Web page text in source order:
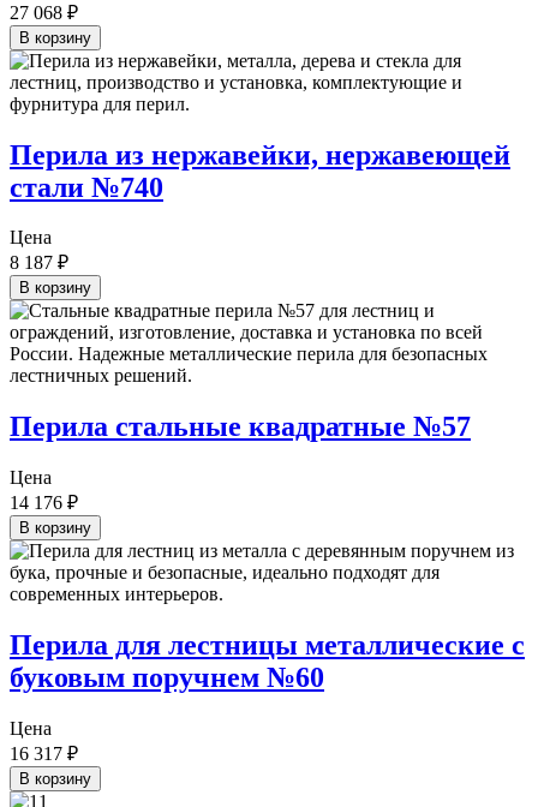
27 068 ₽
В корзину
Перила из нержавейки, нержавеющей
стали №740
Цена
8 187 ₽
В корзину
Перила стальные квадратные №57
Цена
14 176 ₽
В корзину
Перила для лестницы металлические с
буковым поручнем №60
Цена
16 317 ₽
В корзину